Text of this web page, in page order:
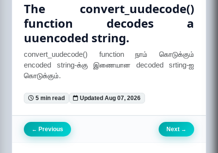
The convert_uudecode()
function decodes a
uuencoded string.
convert_uudecode() function நாம் கொடுக்கும்
encoded string-க்கு இணையான decoded srting-ஐ
கொடுக்கும்.
5 min read Updated Aug 07, 2026
← Previous Next →